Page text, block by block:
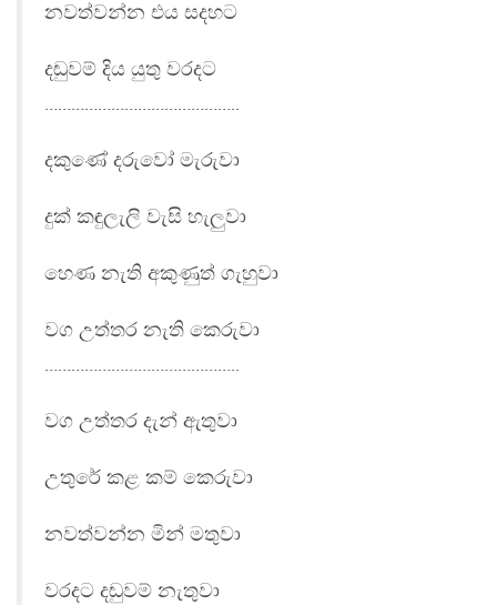
නවත්වන්න එය සදහට
දඬුවම් දිය යුතු වරදට
……………………………………..
දකුණේ දරුවෝ මැරුවා
දුක් කඳුලැලි වැසි හැලුවා
හෙණ නැති අකුණුත් ගැහුවා
වග උත්තර නැති කෙරුවා
……………………………………..
වග උත්තර දැන් ඇතුවා
උතුරේ කළ කම් කෙරුවා
නවත්වන්න මින් මතුවා
වරදට දඬුවම් නැතුවා